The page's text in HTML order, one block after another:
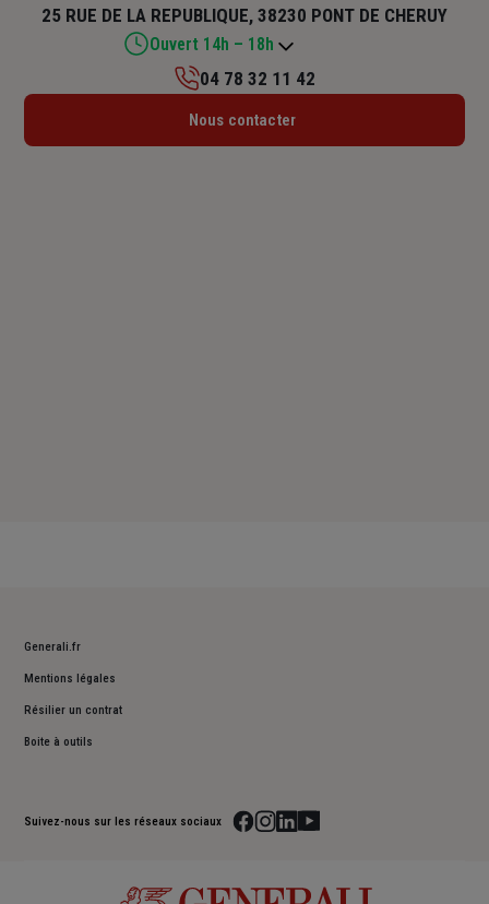
25 RUE DE LA REPUBLIQUE, 38230 PONT DE CHERUY
Ouvert 14h – 18h
Lundi : 14h – 18h
04 78 32 11 42
Nous contacter
Generali.fr
Mentions légales
Résilier un contrat
Boite à outils
Suivez-nous sur les réseaux sociaux